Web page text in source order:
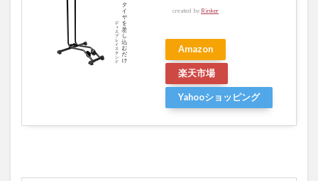
created by Rinker
Amazon
楽天市場
Yahooショッピング